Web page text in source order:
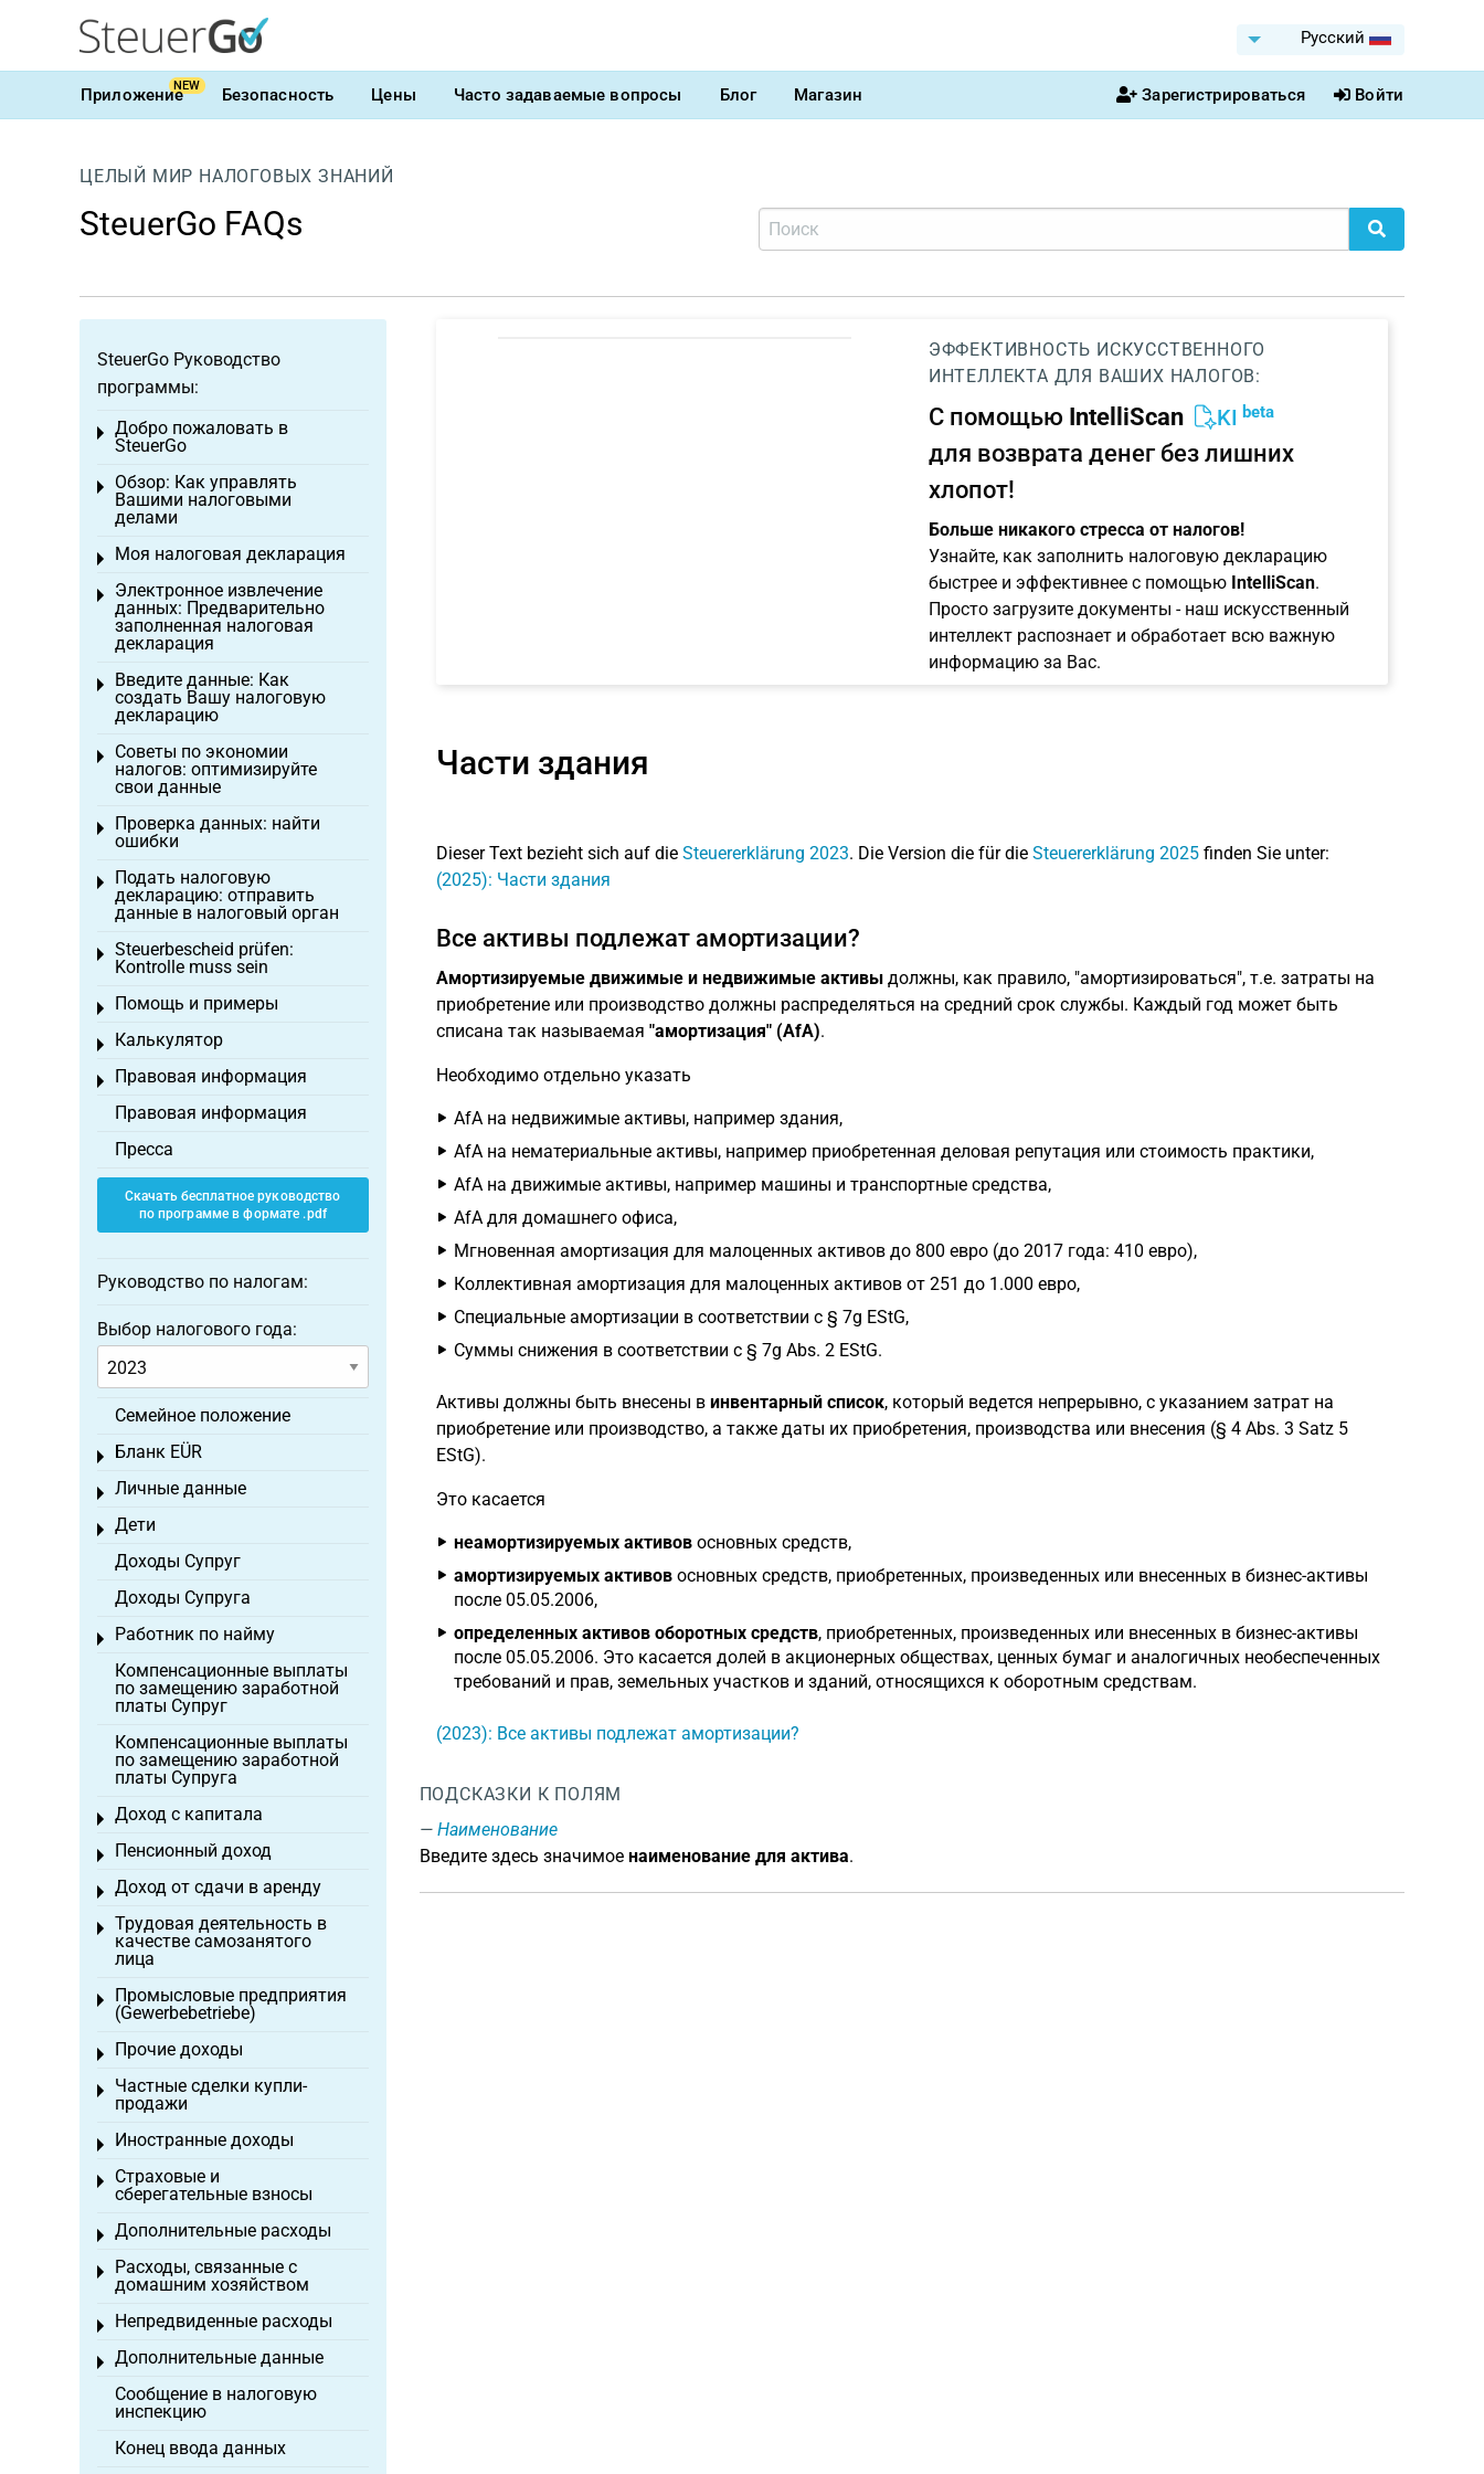
Pусский
ПриложениеNEW Безопасность Цены Часто задаваемые вопросы Блог Магазин Зарегистрироваться Войти
ЦЕЛЫЙ МИР НАЛОГОВЫХ ЗНАНИЙ
SteuerGo FAQs
ЭФФЕКТИВНОСТЬ ИСКУССТВЕННОГО
ИНТЕЛЛЕКТА ДЛЯ ВАШИХ НАЛОГОВ:
С помощью IntelliScan KI beta
для возврата денег без лишних
хлопот!
Больше никакого стресса от налогов!
Узнайте, как заполнить налоговую декларацию
быстрее и эффективнее с помощью IntelliScan.
Просто загрузите документы - наш искусственный
интеллект распознает и обработает всю важную
информацию за Вас.
Части здания
Dieser Text bezieht sich auf die Steuererklärung 2023. Die Version die für die Steuererklärung 2025finden Sie unter:
(2025): Части здания
Все активы подлежат амортизации?
Амортизируемые движимые и недвижимые активыдолжны, как правило, "амортизироваться", т.е. затраты на
приобретение или производство должны распределяться на средний срок службы. Каждый год может быть
списана так называемая "амортизация" (AfA).
Необходимо отдельно указать
AfA на недвижимые активы, например здания,
AfA на нематериальные активы, например приобретенная деловая репутация или стоимость практики,
AfA на движимые активы, например машины и транспортные средства,
AfA для домашнего офиса,
Мгновенная амортизация для малоценных активов до 800 евро (до 2017 года: 410 евро),
Коллективная амортизация для малоценных активов от 251 до 1.000 евро,
Специальные амортизации в соответствии с § 7g EStG,
Суммы снижения в соответствии с § 7g Abs. 2 EStG.
Активы должны быть внесены в инвентарный список, который ведется непрерывно, с указанием затрат на
приобретение или производство, а также даты их приобретения, производства или внесения (§ 4 Abs. 3 Satz 5
EStG).
Это касается
неамортизируемых активовосновных средств,
амортизируемых активовосновных средств, приобретенных, произведенных или внесенных в бизнес-активы
после 05.05.2006,
определенных активов оборотных средств, приобретенных, произведенных или внесенных в бизнес-активы
после 05.05.2006. Это касается долей в акционерных обществах, ценных бумаг и аналогичных необеспеченных
требований и прав, земельных участков и зданий, относящихся к оборотным средствам.
(2023): Все активы подлежат амортизации?
ПОДСКАЗКИ К ПОЛЯМ
Наименование
Введите здесь значимое наименование для актива.
SteuerGo Руководство
программы:
Добро пожаловать в
SteuerGo
Toggle menu
Обзор: Как управлять
Вашими налоговыми
делами
Toggle menu
Моя налоговая декларация
Toggle menu
Электронное извлечение
данных: Предварительно
заполненная налоговая
декларация
Toggle menu
Введите данные: Как
создать Вашу налоговую
декларацию
Toggle menu
Советы по экономии
налогов: оптимизируйте
свои данные
Toggle menu
Проверка данных: найти
ошибки
Toggle menu
Подать налоговую
декларацию: отправить
данные в налоговый орган
Toggle menu
Steuerbescheid prüfen:
Kontrolle muss sein
Toggle menu
Помощь и примеры
Toggle menu
Калькулятор
Toggle menu
Правовая информация
Toggle menu
Правовая информация
Пресса
Скачать бесплатное руководство
по программе в формате .pdf
Руководство по налогам:
Выбор налогового года:
Семейное положение
Бланк EÜR
Toggle menu
Личные данные
Toggle menu
Дети
Toggle menu
Доходы Супруг
Доходы Супруга
Работник по найму
Toggle menu
Компенсационные выплаты
по замещению заработной
платы Супруг
Компенсационные выплаты
по замещению заработной
платы Супруга
Доход с капитала
Toggle menu
Пенсионный доход
Toggle menu
Доход от сдачи в аренду
Toggle menu
Трудовая деятельность в
качестве самозанятого
лица
Toggle menu
Промысловые предприятия
(Gewerbebetriebe)
Toggle menu
Прочие доходы
Toggle menu
Частные сделки купли-
продажи
Toggle menu
Иностранные доходы
Toggle menu
Страховые и
сберегательные взносы
Toggle menu
Дополнительные расходы
Toggle menu
Расходы, связанные с
домашним хозяйством
Toggle menu
Непредвиденные расходы
Toggle menu
Дополнительные данные
Toggle menu
Сообщение в налоговую
инспекцию
Конец ввода данных